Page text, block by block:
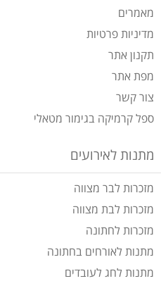
מאמרים
מדיניות פרטיות
תקנון אתר
מפת אתר
צור קשר
ספל קרמיקה בגימור מטאלי
מתנות לאירועים
מזכרות לבר מצווה
מזכרות לבת מצווה
מזכרות לחתונה
מתנות לאורחים בחתונה
מתנות לחג לעובדים